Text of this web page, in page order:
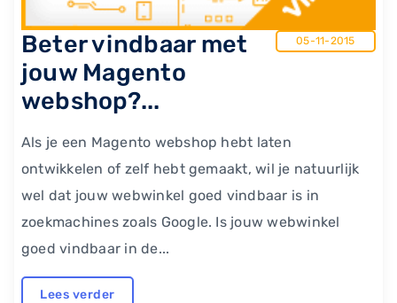
Beter vindbaar met
jouw Magento
webshop?...
05-11-2015
Als je een Magento webshop hebt laten
ontwikkelen of zelf hebt gemaakt, wil je natuurlijk
wel dat jouw webwinkel goed vindbaar is in
zoekmachines zoals Google. Is jouw webwinkel
goed vindbaar in de...
Lees verder